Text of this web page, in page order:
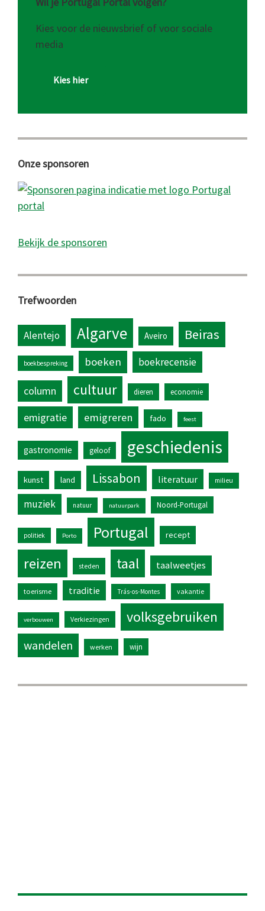
Kies voor de nieuwsbrief of voor sociale
media
Kies hier
Onze sponsoren
Bekijk de sponsoren
Trefwoorden
Alentejo Algarve Aveiro Beiras
boekbespreking boeken boekrecensie
column cultuur dieren economie
emigratie emigreren fado feest
gastronomie geloof geschiedenis
kunst land Lissabon literatuur milieu
muziek natuur natuurpark Noord-Portugal
politiek Porto Portugal recept
reizen steden taal taalweetjes
toerisme traditie Trás-os-Montes vakantie
verbouwen Verkiezingen volksgebruiken
wandelen werken wijn